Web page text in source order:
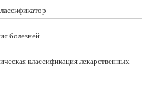
болезней
классификация лекарственных